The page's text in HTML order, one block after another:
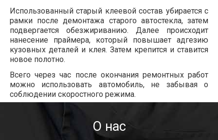
Использованный старый клеевой состав убирается с
рамки после демонтажа старого автостекла, затем
подвергается обезжириванию. Далее происходит
нанесение праймера, который повышает адгезию
кузовных деталей и клея. Затем крепится и ставится
новое полотно.
Всего через час после окончания ремонтных работ
можно использовать автомобиль, не забывая о
соблюдении скоростного режима.
О нас